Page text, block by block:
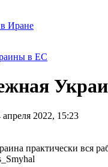
Иране
в ЕС
2022, 15:23